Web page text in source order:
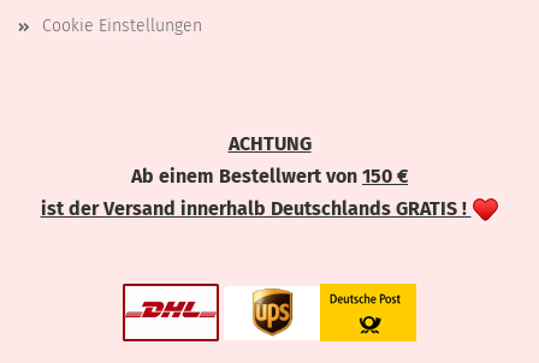
Cookie Einstellungen
ACHTUNG
Ab einem Bestellwert von 150 €
ist der Versand innerhalb Deutschlands GRATIS !